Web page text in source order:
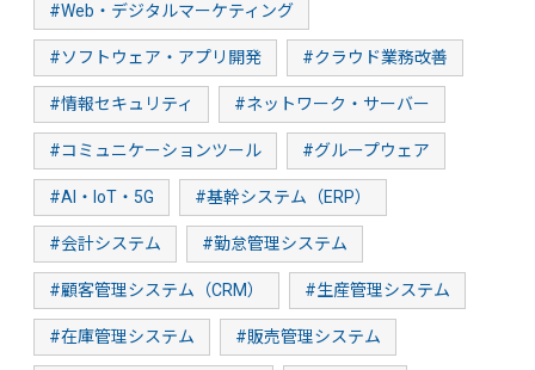
#Web・デジタルマーケティング
#ソフトウェア・アプリ開発 #クラウド業務改善
#情報セキュリティ #ネットワーク・サーバー
#コミュニケーションツール #グループウェア
#AI・IoT・5G #基幹システム（ERP）
#会計システム #勤怠管理システム
#顧客管理システム（CRM） #生産管理システム
#在庫管理システム #販売管理システム